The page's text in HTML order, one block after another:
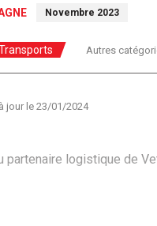
Novembre 2023
Autres
jour le 23/01/2024
partenaire logistique de